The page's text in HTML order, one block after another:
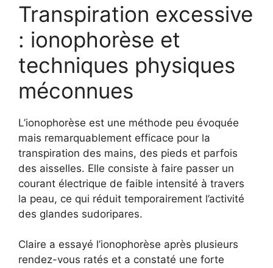
Transpiration excessive
: ionophorèse et
techniques physiques
méconnues
L’ionophorèse est une méthode peu évoquée
mais remarquablement efficace pour la
transpiration des mains, des pieds et parfois
des aisselles. Elle consiste à faire passer un
courant électrique de faible intensité à travers
la peau, ce qui réduit temporairement l’activité
des glandes sudoripares.
Claire a essayé l’ionophorèse après plusieurs
rendez-vous ratés et a constaté une forte